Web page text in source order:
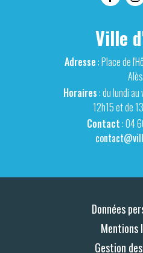
Ville
Adresse: Place de
Alès
Horaires: du lundi
12h15 et de
Contact: 04
Données
Mentions
Gestion